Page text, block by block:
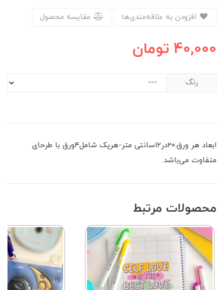
مقایسه محصول
40,000 تومان
رنگ
ابعاد هر ورق:۲۰در۱۲سانتی متر-هرپک شامل۴ورق با طرحای
متفاوت می‌باشد.
محصولات مرتبط